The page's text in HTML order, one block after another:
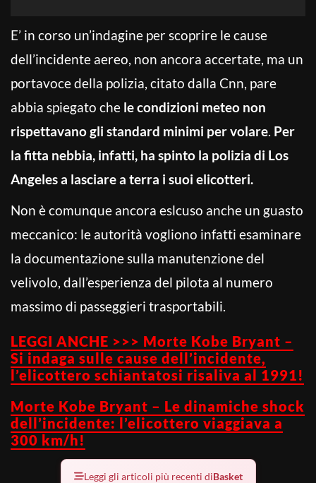
E’ in corso un’indagine per scoprire le cause
dell’incidente aereo, non ancora accertate, ma un
portavoce della polizia, citato dalla Cnn, pare
abbia spiegato che le condizioni meteo non
rispettavano gli standard minimi per volare. Per
la fitta nebbia, infatti, ha spinto la polizia di Los
Angeles a lasciare a terra i suoi elicotteri.
Non è comunque ancora eslcuso anche un guasto
meccanico: le autorità vogliono infatti esaminare
la documentazione sulla manutenzione del
velivolo, dall’esperienza del pilota al numero
massimo di passeggieri trasportabili.
LEGGI ANCHE >>> Morte Kobe Bryant –
Si indaga sulle cause dell’incidente,
l’elicottero schiantatosi risaliva al 1991!
Morte Kobe Bryant – Le dinamiche shock
dell’incidente: l’elicottero viaggiava a
300 km/h!
Leggi gli articoli più recenti diBasket